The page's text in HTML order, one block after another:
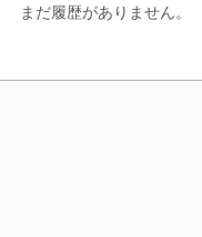
まだ履歴がありません。